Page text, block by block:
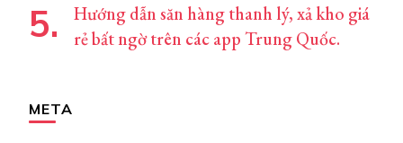
Hướng dẫn săn hàng thanh lý, xả kho giá
rẻ bất ngờ trên các app Trung Quốc.
META